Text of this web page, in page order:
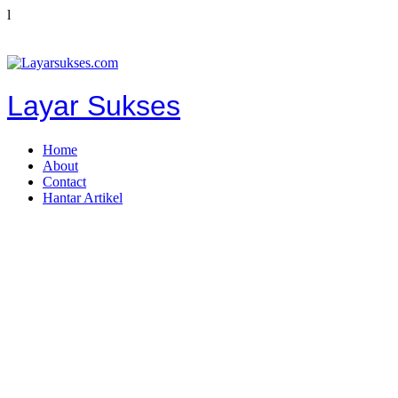
l
Layar Sukses
Home
About
Contact
Hantar Artikel